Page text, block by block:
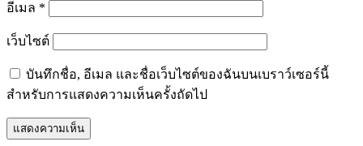
อีเมล *
เว็บไซต์
บันทึกชื่อ, อีเมล และชื่อเว็บไซต์ของฉันบนเบราว์เซอร์นี้
สำหรับการแสดงความเห็นครั้งถัดไป